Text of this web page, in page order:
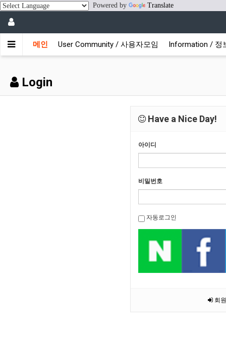
Powered by Translate
메인 User Community / 사용자모임 Information / 정
Login
Have a Nice Day!
아이디
비밀번호
자동로그인
회